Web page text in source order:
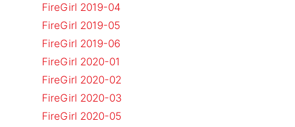
FireGirl 2019-04
FireGirl 2019-05
FireGirl 2019-06
FireGirl 2020-01
FireGirl 2020-02
FireGirl 2020-03
FireGirl 2020-05